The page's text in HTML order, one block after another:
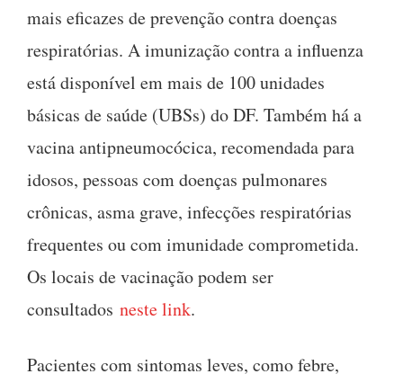
mais eficazes de prevenção contra doenças
respiratórias. A imunização contra a influenza
está disponível em mais de 100 unidades
básicas de saúde (UBSs) do DF. Também há a
vacina antipneumocócica, recomendada para
idosos, pessoas com doenças pulmonares
crônicas, asma grave, infecções respiratórias
frequentes ou com imunidade comprometida.
Os locais de vacinação podem ser
consultados neste link.
Pacientes com sintomas leves, como febre,